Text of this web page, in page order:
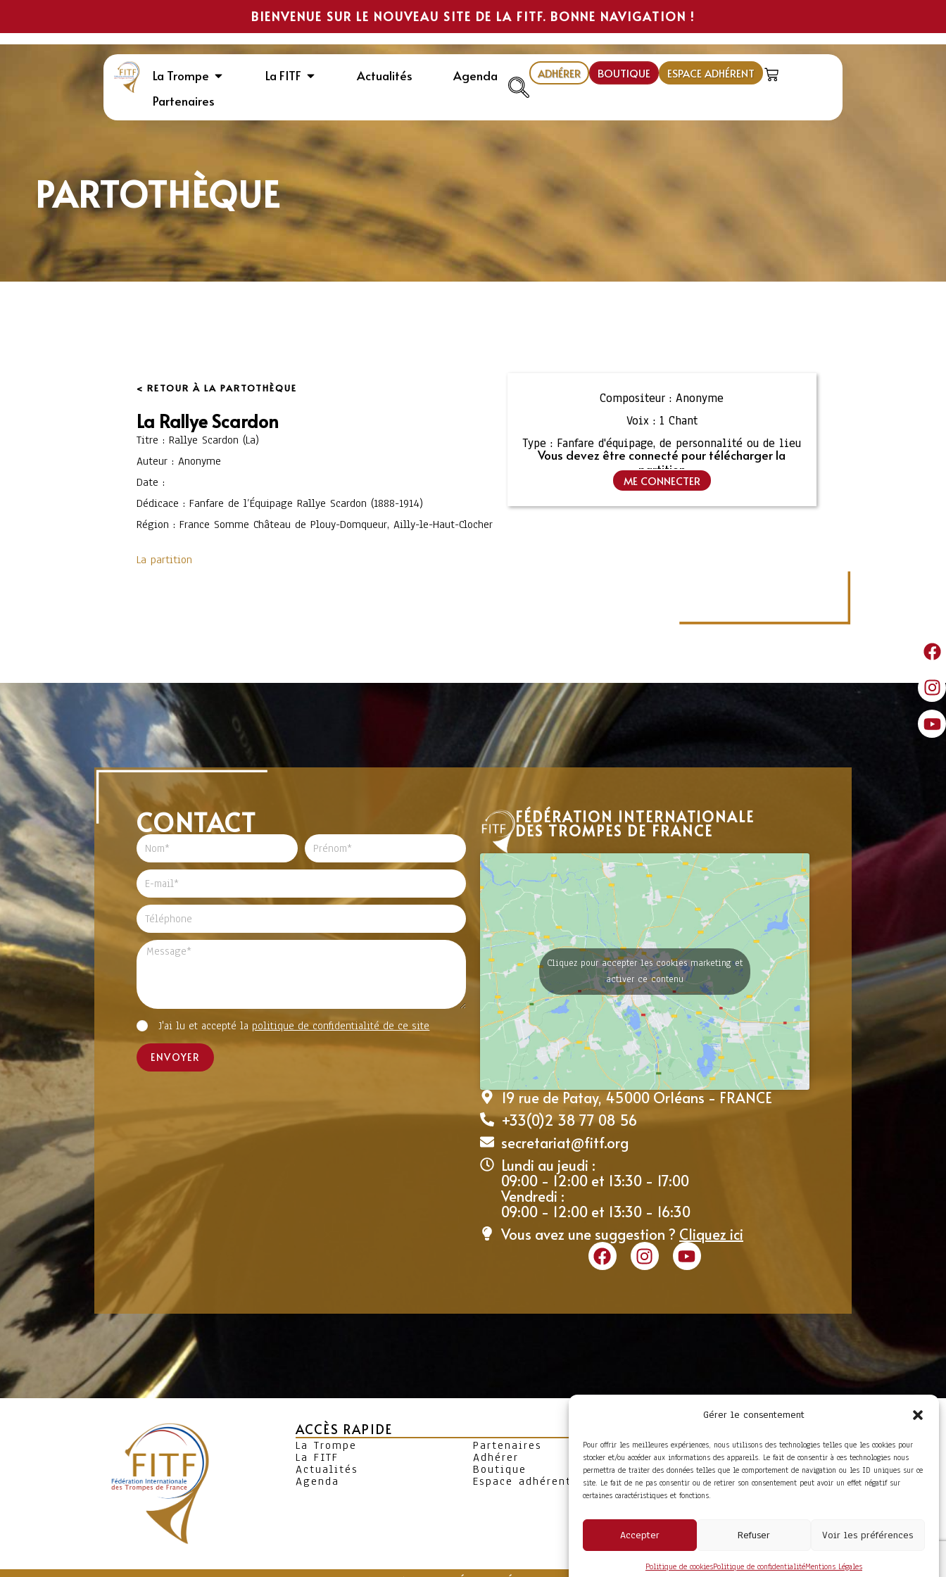
Gérer le consentement
Pour offrir les meilleures expériences, nous utilisons des technologies telles que les cookies pour
stocker et/ou accéder aux informations des appareils. Le fait de consentir à ces technologies nous
permettra de traiter des données telles que le comportement de navigation ou les ID uniques sur ce
site. Le fait de ne pas consentir ou de retirer son consentement peut avoir un effet négatif sur
certaines caractéristiques et fonctions.
Accepter Refuser Voir les préférences
Politique de cookiesPolitique de confidentialitéMentions Légales
BIENVENUE SUR LE NOUVEAU SITE DE LA FITF. BONNE NAVIGATION !
La Trompe La FITF Actualités
Agenda
Partenaires
ADHÉRER BOUTIQUE ESPACE ADHÉRENT
PARTOTHÈQUE
< RETOUR À LA PARTOTHÈQUE
La Rallye Scardon
Titre : Rallye Scardon (La)
Auteur : Anonyme
Date :
Dédicace : Fanfare de l’Équipage Rallye Scardon (1888-1914)
Région : France Somme Château de Plouy-Domqueur, Ailly-le-Haut-Clocher
La partition
Compositeur : Anonyme
Voix : 1 Chant
Type : Fanfare d'équipage, de personnalité ou de lieu
Vous devez être connecté pour télécharger la
partition
ME CONNECTER
CONTACT
J'ai lu et accepté la politique de confidentialité de ce site
ENVOYER
FÉDÉRATION INTERNATIONALE
DES TROMPES DE FRANCE
Cliquez pour accepter les cookies marketing et
activer ce contenu
19 rue de Patay, 45000 Orléans - FRANCE
+33(0)2 38 77 08 56
secretariat@fitf.org
Lundi au jeudi :
09:00 - 12:00 et 13:30 - 17:00
Vendredi :
09:00 - 12:00 et 13:30 - 16:30
Vous avez une suggestion ? Cliquez ici
ACCÈS RAPIDE
La Trompe
La FITF
Actualités
Agenda
Partenaires
Adhérer
Boutique
Espace adhérent
Foire aux questions
Conditions Générales de
Vente
Mentions Légales
Politique de